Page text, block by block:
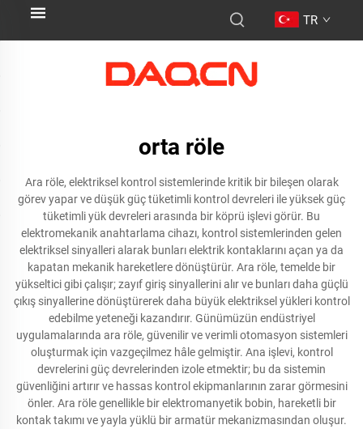
TR
orta röle
Ara röle, elektriksel kontrol sistemlerinde kritik bir bileşen olarak
görev yapar ve düşük güç tüketimli kontrol devreleri ile yüksek güç
tüketimli yük devreleri arasında bir köprü işlevi görür. Bu
elektromekanik anahtarlama cihazı, kontrol sistemlerinden gelen
elektriksel sinyalleri alarak bunları elektrik kontaklarını açan ya da
kapatan mekanik hareketlere dönüştürür. Ara röle, temelde bir
yükseltici gibi çalışır; zayıf giriş sinyallerini alır ve bunları daha güçlü
çıkış sinyallerine dönüştürerek daha büyük elektriksel yükleri kontrol
edebilme yeteneği kazandırır. Günümüzün endüstriyel
uygulamalarında ara röle, güvenilir ve verimli otomasyon sistemleri
oluşturmak için vazgeçilmez hâle gelmiştir. Ana işlevi, kontrol
devrelerini güç devrelerinden izole etmektir; bu da sistemin
güvenliğini artırır ve hassas kontrol ekipmanlarının zarar görmesini
önler. Ara röle genellikle bir elektromanyetik bobin, hareketli bir
kontak takımı ve yayla yüklü bir armatür mekanizmasından oluşur.